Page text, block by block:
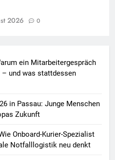
2026 0
ein Mitarbeitergespräch
und was stattdessen
in Passau: Junge Menschen
Zukunft
Onboard-Kurier-Spezialist
Notfalllogistik neu denkt